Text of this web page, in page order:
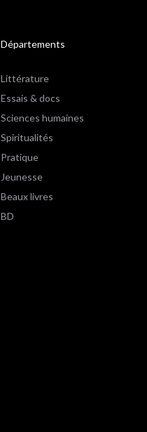
Départements
Littérature
Essais & docs
Sciences humaines
Spiritualités
Pratique
Jeunesse
Beaux livres
BD